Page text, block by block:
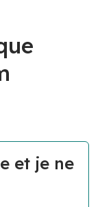
et je ne